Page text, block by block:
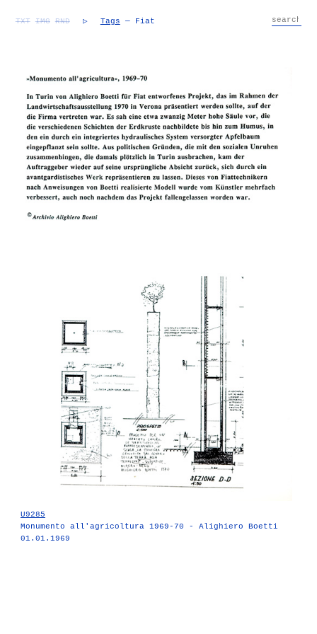
TXT IMG RND ▷ Tags — Fiat
U9285
Monumento all'agricoltura 1969-70 - Alighiero Boetti
01.01.1969